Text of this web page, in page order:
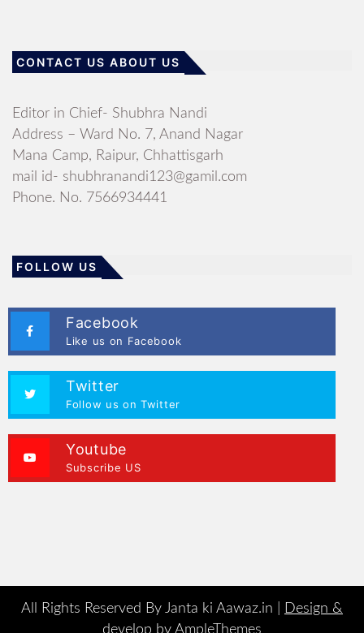
CONTACT US ABOUT US
Editor in Chief- Shubhra Nandi
Address – Ward No. 7, Anand Nagar
Mana Camp, Raipur, Chhattisgarh
mail id- shubhranandi123@gamil.com
Phone. No. 7566934441
FOLLOW US
Facebook
Like us on Facebook
Twitter
Follow us on Twitter
Youtube
Subscribe US
All Rights Reserved By Janta ki Aawaz.in |
Design &
develop by AmpleThemes